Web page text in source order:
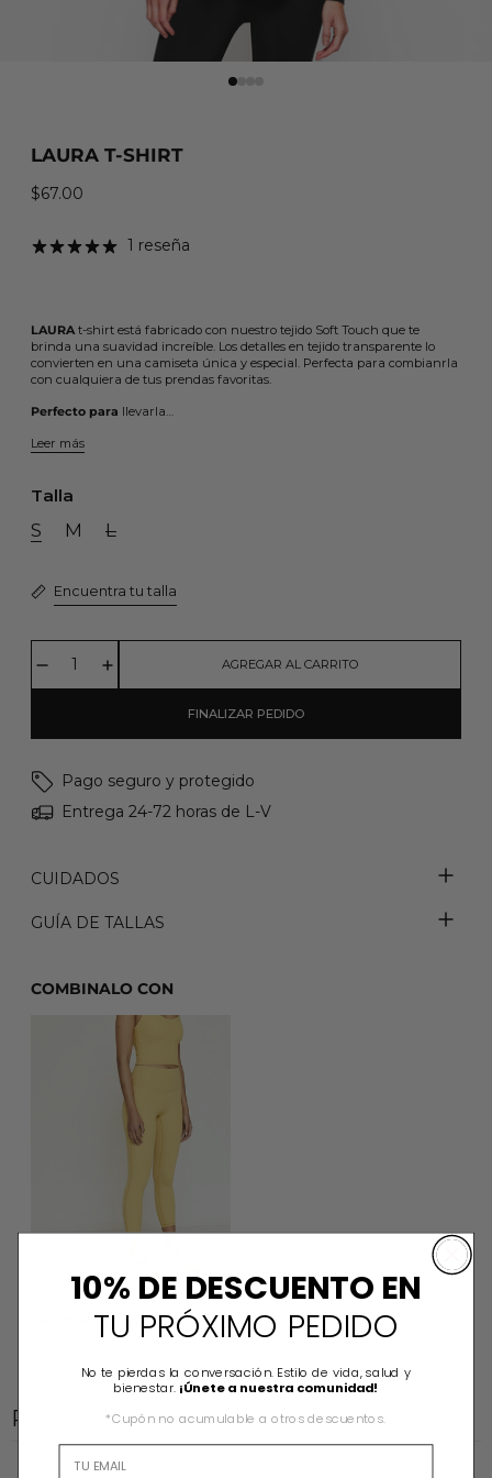
LAURA T-SHIRT
Precio habitual
$67.00
1 reseña
LAURAt-shirt está fabricado con nuestro tejido Soft Touch que te
brinda una suavidad increíble. Los detalles en tejido transparente lo
convierten en una camiseta única y especial. Perfecta para combianrla
con cualquiera de tus prendas favoritas.
Perfecto para llevarla…
Leer más
Talla
S M L
Encuentra tu talla
AGREGAR AL CARRITO
FINALIZAR PEDIDO
COMBINALO CON
MARINA LEGGING
MARINA LEGGING
Pago seguro y protegido
Entrega 24-72 horas de L-V
CUIDADOS
GUÍA DE TALLAS
Reseñas de clientes
10% DE DESCUENTO EN
TU PRÓXIMO PEDIDO
No te pierdas la conversación. Estilo de vida, salud y
bienestar. ¡Únete a nuestra comunidad!
*Cupón no acumulable a otros descuentos.